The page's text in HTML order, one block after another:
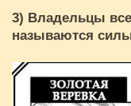
3) Владельцы
называются